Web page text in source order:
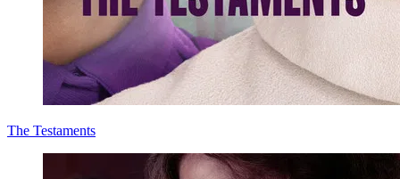
The Testaments